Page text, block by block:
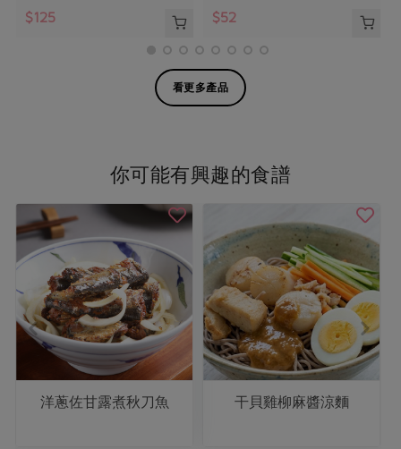
$125 $52
看更多產品
你可能有興趣的食譜
洋蔥佐甘露煮秋刀魚 干貝雞柳麻醬涼麵